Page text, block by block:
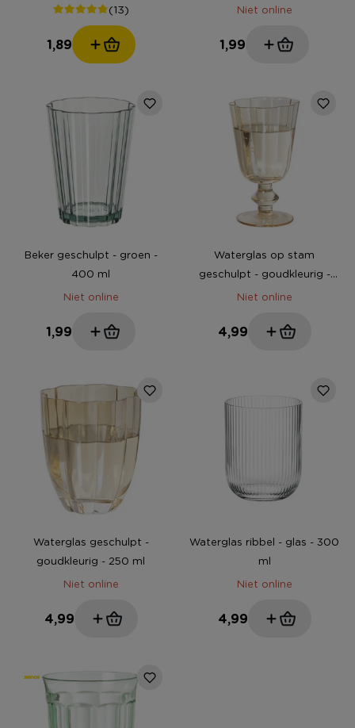
(13)
1,89
Niet online
1,99
Beker geschulpt - groen -
400 ml
Niet online
1,99
Waterglas op stam
geschulpt - goudkleurig -
250 ml
Niet online
4,99
Waterglas geschulpt -
goudkleurig - 250 ml
Niet online
4,99
Waterglas ribbel - glas - 300
ml
Niet online
4,99